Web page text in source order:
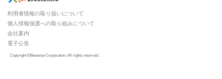
Copyright ©Benesse Corporation. All rights reserved.
利用者情報の取り扱いについて
個人情報保護への取り組みについて
会社案内
電子公告